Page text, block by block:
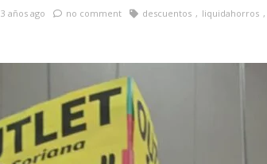
3 años ago no comment descuentos liquidahorros